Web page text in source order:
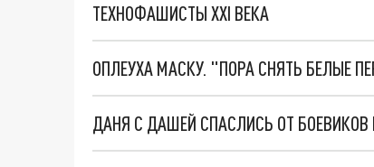
ТЕХНОФАШИСТЫ XXI ВЕКА
ОПЛЕУХА МАСКУ. "ПОРА СНЯТЬ БЕЛЫЕ
ДАНЯ С ДАШЕЙ СПАСЛИСЬ ОТ